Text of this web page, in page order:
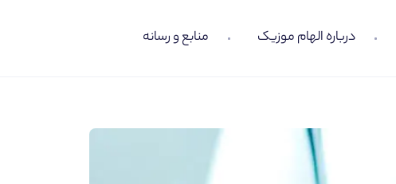
درباره الهام موزیک منابع و رسانه